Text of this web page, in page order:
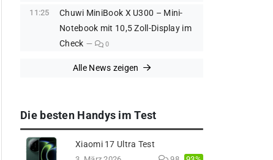
11:25
Chuwi MiniBook X U300 – Mini-
Notebook mit 10,5 Zoll-Display im
Check
0
Alle News zeigen
Die besten Handys im Test
Xiaomi 17 Ultra Test